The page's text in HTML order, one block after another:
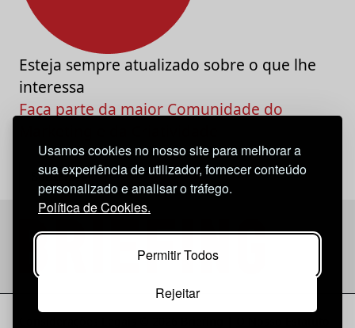
Usamos cookies no nosso site para melhorar a
sua experiência de utilizador, fornecer conteúdo
personalizado e analisar o tráfego.
Política de Cookies.
Permitir Todos
Rejeitar
Esteja sempre atualizado sobre o que lhe
interessa
Faça parte da maior Comunidade do